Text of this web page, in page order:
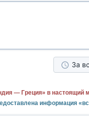
За
— Греция» в настоящий
информация